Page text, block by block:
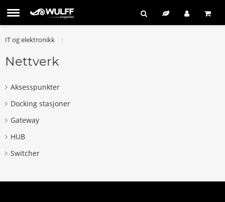
IT og elektronikk
Nettverk
Aksesspunkter
Docking stasjoner
Gateway
HUB
Switcher